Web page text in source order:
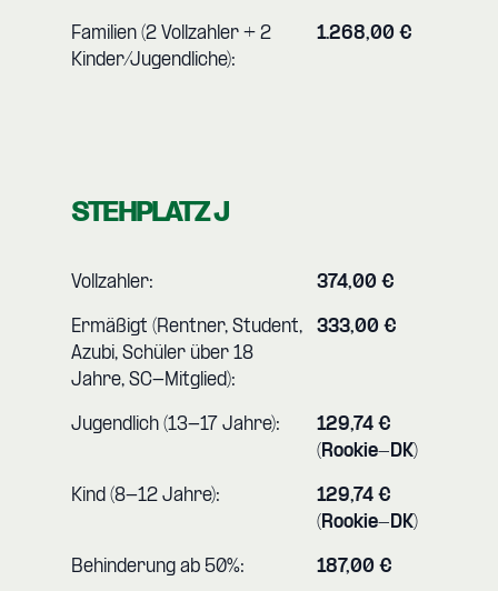
Familien (2 Vollzahler + 2
Kinder/Jugendliche):
1.268,00 €
STEHPLATZ J
Vollzahler: 374,00 €
Ermäßigt (Rentner, Student,
Azubi, Schüler über 18
Jahre, SC-Mitglied):
333,00 €
Jugendlich (13-17 Jahre):
129,74 €
(Rookie-DK)
Kind (8-12 Jahre):
129,74 €
(Rookie-DK)
Behinderung ab 50%: 187,00 €